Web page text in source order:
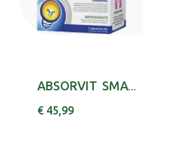
ABSORVIT SMART MENTAL CAPS X30 BACOPA (BACOPA...
€ 45,99